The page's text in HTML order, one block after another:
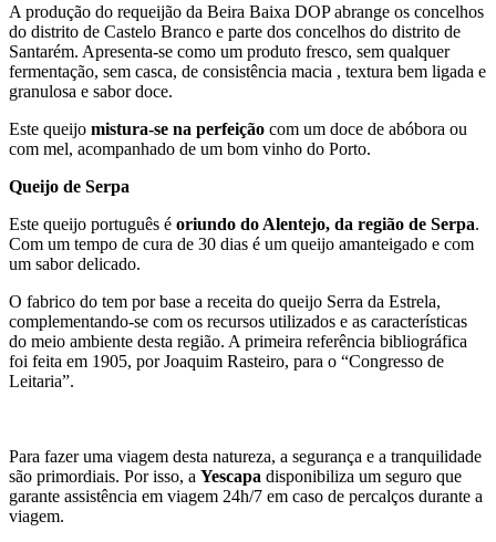
A produção do requeijão da Beira Baixa DOP abrange os concelhos
do distrito de Castelo Branco e parte dos concelhos do distrito de
Santarém. Apresenta-se como um produto fresco, sem qualquer
fermentação, sem casca, de consistência macia , textura bem ligada e
granulosa e sabor doce.
Este queijo mistura-se na perfeição com um doce de abóbora ou
com mel, acompanhado de um bom vinho do Porto.
Queijo de Serpa
Este queijo português é oriundo do Alentejo, da região de Serpa.
Com um tempo de cura de 30 dias é um queijo amanteigado e com
um sabor delicado.
O fabrico do tem por base a receita do queijo Serra da Estrela,
complementando-se com os recursos utilizados e as características
do meio ambiente desta região. A primeira referência bibliográfica
foi feita em 1905, por Joaquim Rasteiro, para o “Congresso de
Leitaria”.
Para fazer uma viagem desta natureza, a segurança e a tranquilidade
são primordiais. Por isso, a Yescapa disponibiliza um seguro que
garante assistência em viagem 24h/7 em caso de percalços durante a
viagem.